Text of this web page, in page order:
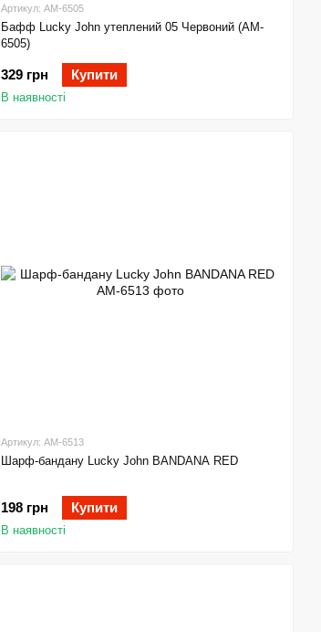
Артикул: AM-6505
Бафф Lucky John утеплений 05 Червоний (AM-
6505)
329 грн Купити
В наявності
Артикул: AM-6513
Шарф-бандану Lucky John BANDANA RED
198 грн Купити
В наявності